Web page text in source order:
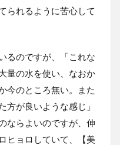
られるように苦心して
るのですが、「これな
量の水を使い、なおか
今のところ無い。また
方が良いような感じ」
ならよいのですが、伸
ヒョロしていて、【美